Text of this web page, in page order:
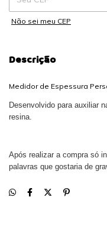
Não sei meu CEP
Descrição
Medidor de Espessura
Desenvolvido para auxiliar
resina.
Após realizar a compra só
palavras que gostaria de